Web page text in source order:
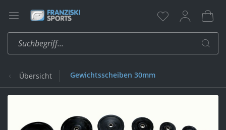
Übersicht Gewichtsscheiben 30mm